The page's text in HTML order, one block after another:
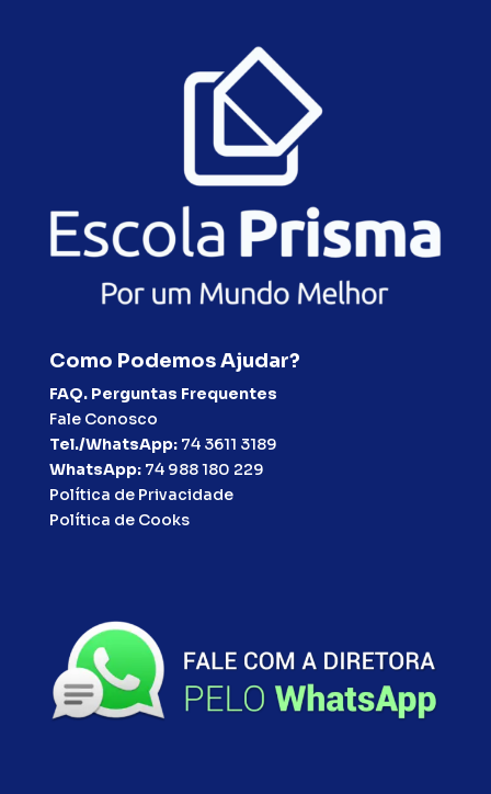
Como Podemos Ajudar?
FAQ. Perguntas Frequentes
Fale Conosco
Tel./WhatsApp: 74 3611 3189
WhatsApp: 74 988 180 229
Política de Privacidade
Política de Cooks